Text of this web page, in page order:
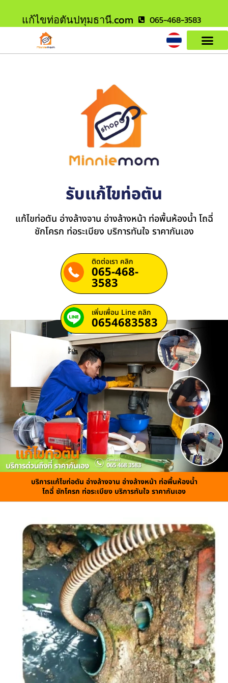
แก้ไขท่อตันปทุมธานี.com 065-468-3583
รับแก้ไขท่อตัน
แก้ไขท่อตัน อ่างล้างจาน อ่างล้างหน้า ท่อพื้นห้องน้ำ โถฉี่
ชักโครก ท่อระเบียง บริการทันใจ ราคากันเอง
ติดต่อเรา คลิก
065-468-
3583
เพิ่มเพื่อน Line คลิก
0654683583
บริการแก้ไขท่อตัน อ่างล้างจาน อ่างล้างหน้า ท่อพื้นห้องน้ำ
โถฉี่ ชักโครก ท่อระเบียง บริการทันใจ ราคากันเอง